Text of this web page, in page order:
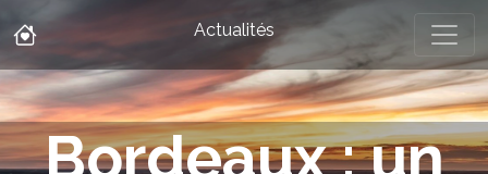
Actualités
Bordeaux : un